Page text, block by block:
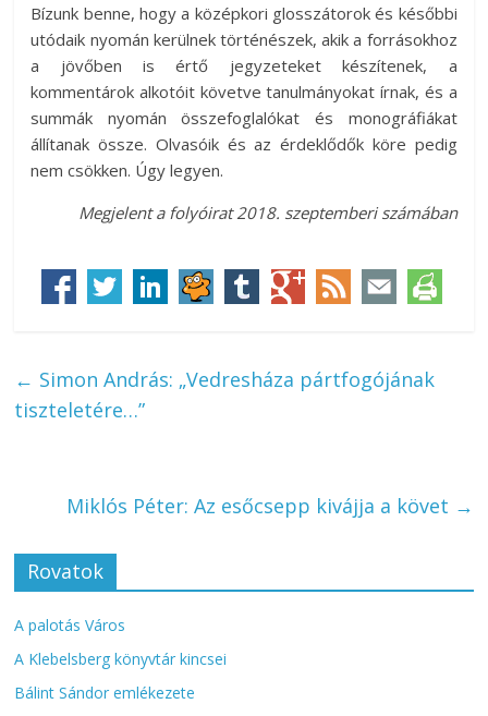
Bízunk benne, hogy a középkori glosszátorok és későbbi
utódaik nyomán kerülnek történészek, akik a forrásokhoz
a jövőben is értő jegyzeteket készítenek, a
kommentárok alkotóit követve tanulmányokat írnak, és a
summák nyomán összefoglalókat és monográfiákat
állítanak össze. Olvasóik és az érdeklődők köre pedig
nem csökken. Úgy legyen.
Megjelent a folyóirat 2018. szeptemberi számában
← Simon András: „Vedresháza pártfogójának
tiszteletére…”
Miklós Péter: Az esőcsepp kivájja a követ →
Rovatok
A palotás Város
A Klebelsberg könyvtár kincsei
Bálint Sándor emlékezete